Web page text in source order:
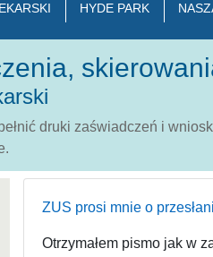
HYDE PARK
druki zaświadczeń i
ZUS prosi mnie o
Otrzymałem pismo jak w